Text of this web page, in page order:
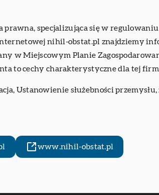
prawna, specjalizująca się w
nihil-obstat.pl znajdziemy
w Miejscowym Planie
to cechy charakterystyczne dla tej
Ustanowienie służebności
www.nihil-obstat.pl